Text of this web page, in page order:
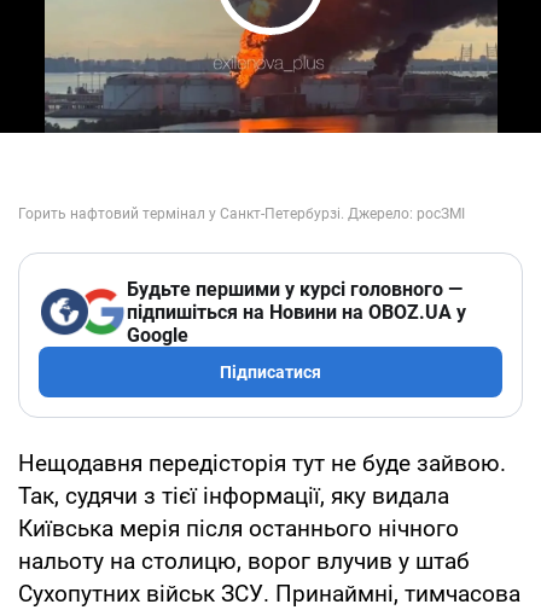
Play Video
Будьте першими у курсі головного —
підпишіться на Новини на OBOZ.UA у
Google
Підписатися
Нещодавня передісторія тут не буде зайвою.
Так, судячи з тієї інформації, яку видала
Київська мерія після останнього нічного
нальоту на столицю, ворог влучив у штаб
Сухопутних військ ЗСУ. Принаймні, тимчасова